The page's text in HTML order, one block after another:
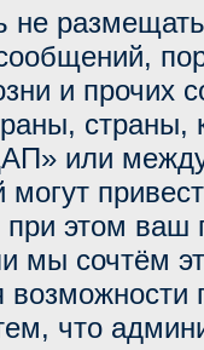
не
и прочих
страны,
или
могут
этом ваш
мы сочтём
возможности
что